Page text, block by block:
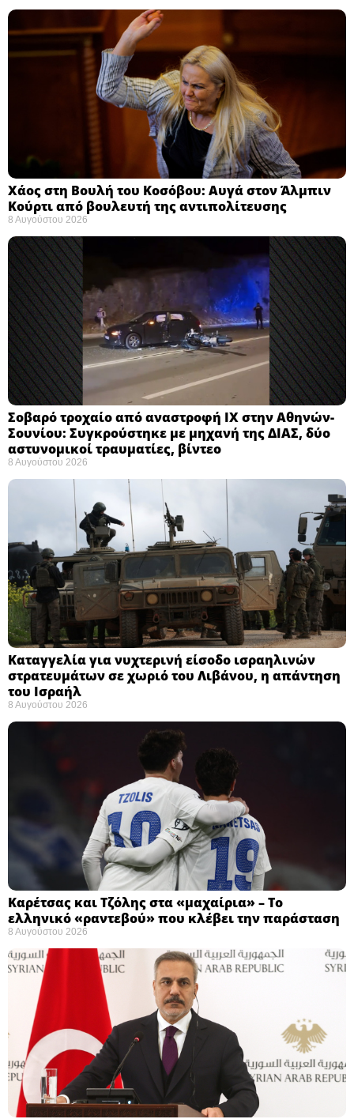
Χάος στη Βουλή του Κοσόβου: Αυγά στον Άλμπιν
Κούρτι από βουλευτή της αντιπολίτευσης
8 Αυγούστου 2026
Σοβαρό τροχαίο από αναστροφή ΙΧ στην Αθηνών-
Σουνίου: Συγκρούστηκε με μηχανή της ΔΙΑΣ, δύο
αστυνομικοί τραυματίες, βίντεο
8 Αυγούστου 2026
Καταγγελία για νυχτερινή είσοδο ισραηλινών
στρατευμάτων σε χωριό του Λιβάνου, η απάντηση
του Ισραήλ
8 Αυγούστου 2026
Καρέτσας και Τζόλης στα «μαχαίρια» – Το
ελληνικό «ραντεβού» που κλέβει την παράσταση
8 Αυγούστου 2026